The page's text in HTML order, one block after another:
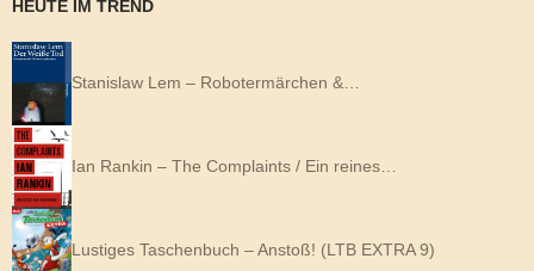
HEUTE IM TREND
Stanislaw Lem – Robotermärchen &…
Ian Rankin – The Complaints / Ein reines…
Lustiges Taschenbuch – Anstoß! (LTB EXTRA 9)